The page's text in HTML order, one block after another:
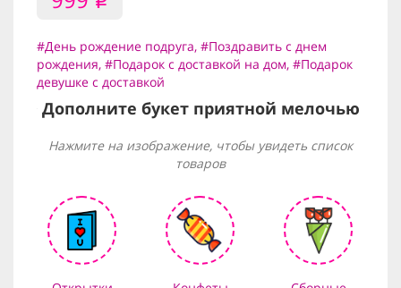
#День рождение подруга, #Поздравить с днем
рождения, #Подарок с доставкой на дом, #Подарок
девушке с доставкой
Дополните букет приятной мелочью
Нажмите на изображение, чтобы увидеть список
товаров